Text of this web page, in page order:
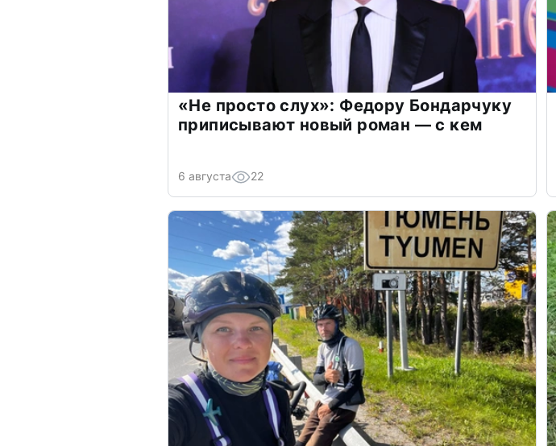
«Не просто слух»: Федору Бондарчуку
приписывают новый роман — с кем
6 августа 22